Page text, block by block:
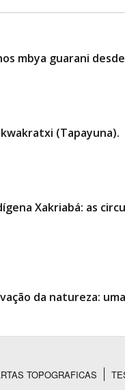
mbya guarani
(Tapayuna).
Xakriabá: as
da natureza:
TOPOGRAFICAS